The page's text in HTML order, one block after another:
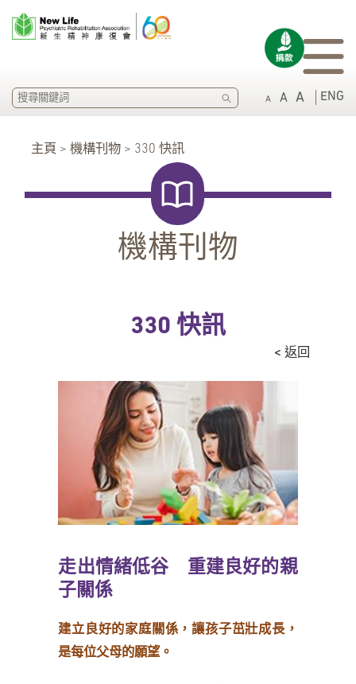
A A A ENG
SEARCH
主頁 > 機構刊物 > 330 快訊
機構刊物
330 快訊
< 返回
走出情緒低谷 重建良好的親
子關係
建立良好的家庭關係，讓孩子茁壯成長，
是每位父母的願望。